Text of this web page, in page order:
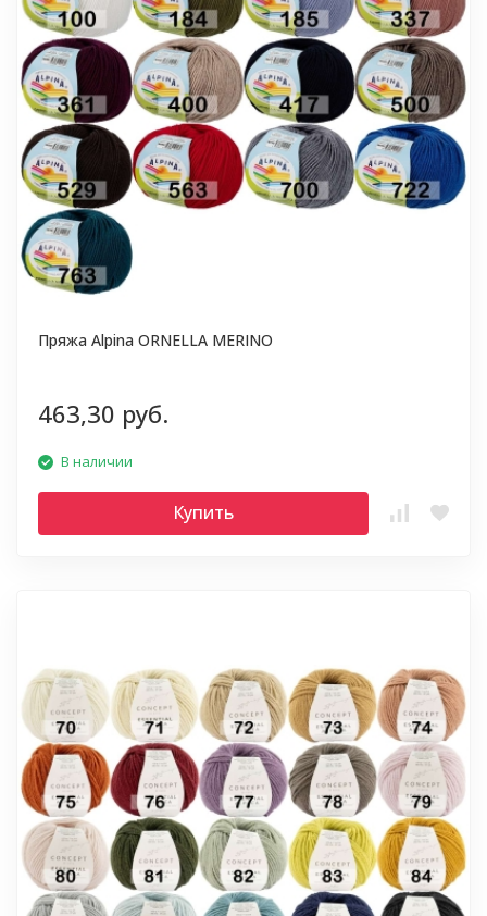
Пряжа Alpina ORNELLA MERINO
463,30 руб.
В наличии
Купить